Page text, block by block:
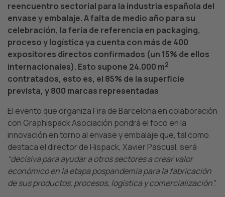
reencuentro sectorial para la industria española del
envase y embalaje. A falta de medio año para su
celebración, la feria de referencia en packaging,
proceso y logística ya cuenta con más de 400
expositores directos confirmados (un 15% de ellos
internacionales). Esto supone 24.000 m2
contratados, esto es, el 85% de la superficie
prevista, y 800 marcas representadas
El evento que organiza Fira de Barcelona en colaboración
con Graphispack Asociación pondrá el foco en la
innovación en torno al envase y embalaje que, tal como
destaca el director de Hispack, Xavier Pascual, será
“decisiva para ayudar a otros sectores a crear valor
económico en la etapa pospandemia para la fabricación
de sus productos, procesos, logística y comercialización”.